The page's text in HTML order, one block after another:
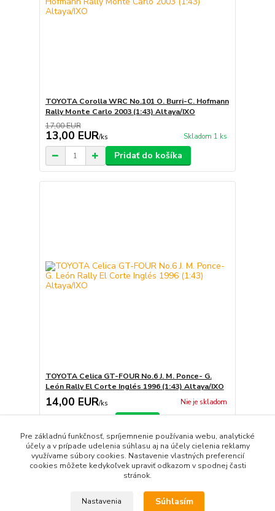
TOYOTA Corolla WRC No.101 O. Burri-C. Hofmann
Rally Monte Carlo 2003 (1:43) Altaya/IXO
17,00 EUR
13,00 EUR/ks Skladom 1 ks
Pridať do košíka
TOYOTA Celica GT-FOUR No.6 J. M. Ponce- G.
León Rally El Corte Inglés 1996 (1:43) Altaya/IXO
14,00 EUR/ks Nie je skladom
strana z 1
Pre základnú funkčnosť, spríjemnenie používania webu, analytické
účely a v prípade udelenia súhlasu aj na účely cielenia reklamy
využívame súbory cookies. Nastavenie vlastných preferencií
cookies môžete kedykoľvek upraviť odkazom v spodnej časti
stránok.
Nastavenia Súhlasím